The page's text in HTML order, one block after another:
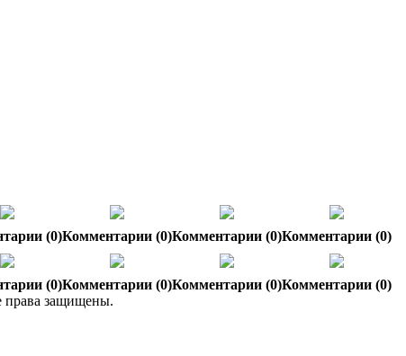
(0)Комментарии (0)Комментарии (0)Комментарии (0)
(0)Комментарии (0)Комментарии (0)Комментарии (0)
права защищены.